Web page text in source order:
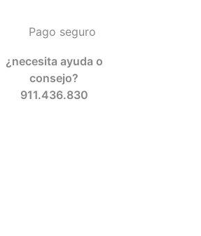
Pago seguro
¿necesita ayuda o
consejo?
911.436.830